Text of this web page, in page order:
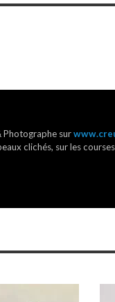
Photographe sur
clichés, sur les